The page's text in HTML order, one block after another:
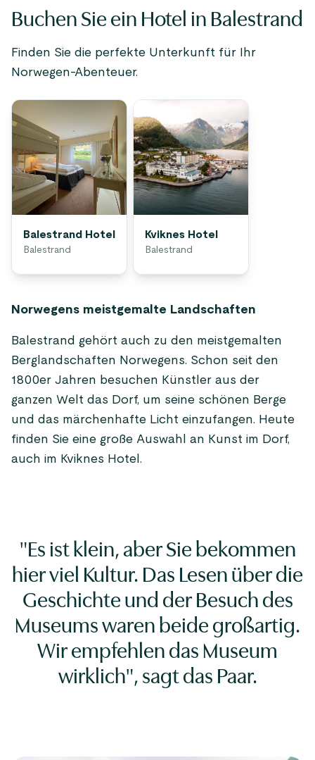
Buchen Sie ein Hotel in Balestrand
Finden Sie die perfekte Unterkunft für Ihr
Norwegen-Abenteuer.
Balestrand Hotel
Balestrand
Kviknes Hotel
Balestrand
Norwegens meistgemalte Landschaften
Balestrand gehört auch zu den meistgemalten
Berglandschaften Norwegens. Schon seit den
1800er Jahren besuchen Künstler aus der
ganzen Welt das Dorf, um seine schönen Berge
und das märchenhafte Licht einzufangen. Heute
finden Sie eine große Auswahl an Kunst im Dorf,
auch im Kviknes Hotel.
"Es ist klein, aber Sie bekommen
hier viel Kultur. Das Lesen über die
Geschichte und der Besuch des
Museums waren beide großartig.
Wir empfehlen das Museum
wirklich", sagt das Paar.